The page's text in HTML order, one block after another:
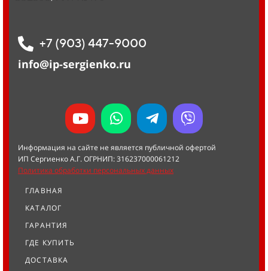
+7 (903) 447-9000
info@ip-sergienko.ru
Информация на сайте не является публичной офертой
ИП Сергиенко А.Г. ОГРНИП: 316237000061212
Политика обработки персональных данных
ГЛАВНАЯ
КАТАЛОГ
ГАРАНТИЯ
ГДЕ КУПИТЬ
ДОСТАВКА